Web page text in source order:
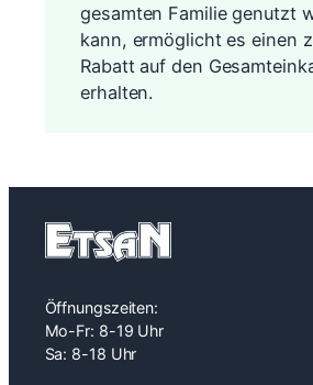
gesamten Familie genutzt
kann, ermöglicht es ­­einen
Rabatt auf den
erhalten.
Öffnungszeiten:
Mo-Fr: 8-19 Uhr
Sa: 8-18 Uhr